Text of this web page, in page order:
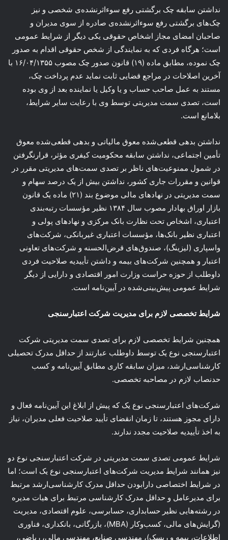
نداشتن سابقه چک برگشتی رفع سوءاثرنشده‌ی شخصی و نیز
چک‌های برگشتی رفع سوءاثرنشده‌ی صادره از سوی مدیران و
صاحبان امضای مجاز اشخاص حقوقی یکی دیگر از شرایط عمومی
است؛ هرگاه فردی که به نمایندگی از شخص حقوقی اقدام به صدور
چک نموده، مطابق ماده (۱۹) قانون صدور چک مصوب ۱۶/۰۴/۱۳۵۵ با
آخرین اصلاحات در مراجع قضایی ثابت نماید عدم پرداخت چک،
مستند به عمل صاحب حساب و یا وکیل یا نماینده بعد از وی بوده
است، تصدی سمت مدیریتی توسط وی با رعایت سایر شرایط،
بلامانع است.
نداشتن بدهی قطعی‌شده معوق مالیاتی و بدهی قطعی‌شده معوق
تأمین اجتماعی، نداشتن سابقه محکومیت کیفری مؤثر، قرارنگرفتن
در شمول ممنوعیت‌های ناظر بر تصدی سمت‌های مدیریتی مقرر در
قوانین و مقررات جاری کشور، نداشتن بیش از یک درصد سهام و
سمت مدیریتی در نهادهای مالی موضوع بند (۲۱) ماده یک قانون
بازار اوراق بهادار مصوب سال ۱۳۸۴ نظیر مؤسسات رتبه‌بندی
اعتباری، اشخاص تحت نظارت بانک مرکزی و نهادهای پولی و
اعتباری نظیر بانک‌ها، مؤسسات اعتباری غیربانکی، شرکت‌های
واسپاری (لیزینگ)، صندوق‌های قرض‌الحسنه و شرکت‌های تعاونی
اعتبار و همچنین شرکت‌های بیمه و داشتن تأییدیه صلاحیت فردی
داوطلب از حوزه حراست وزارت امور اقتصادی و دارایی از دیگر
شرایط عمومی پیش‌بینی‌شده در آیین‌نامه است.
شرایط تخصصی لازم برای مدیریت شرکت اعتبارسنجی
همچنین شرایط تخصصی لازم برای تصدی سمت مدیریتی شرکت
اعتبارسنجی نوع یک توسط داوطلب عبارتند از حداقل مدرک تحصیلی
کارشناسی‌ارشد، میزان سابقه کاری مطابق آیین‌نامه و کسب
حدنصاب لازم در مصاحبه تخصصی.
شرکت‌های اعتبارسنجی نوع یک که پیش از ابلاغ این آیین‌نامه فعال و
دارای مجوز هستند، تا زمان انقضای تأیید صلاحیت فعلی مدیران، نیاز
به اخذ تأییدیه صلاحیت مجدد ندارند.
شرایط عمومی تصدی سمت مدیریتی در شرکت اعتبارسنجی نوع دو
نیز همانند شرایط مدیریت شرکت‌های اعتبارسنجی نوع یک است؛ اما
در شرایط اختصاصی دارابودن حداقل مدرک کارشناسی‌ارشد مرتبط
برای مدیرعامل و حداقل مدرک کارشناسی مرتبط برای هیات مدیره
در رشته‌هایی نظیر حسابداری، حسابرسی، علوم اقتصادی، مدیریت
(گرایش‌های مالی، کسب‌وکار (MBA)، بازرگانی، بانکداری، فناوری
اطلاعات، بیمه و ریسک)، مهندسی صنایع، مهندسی مالی، ریاضی،